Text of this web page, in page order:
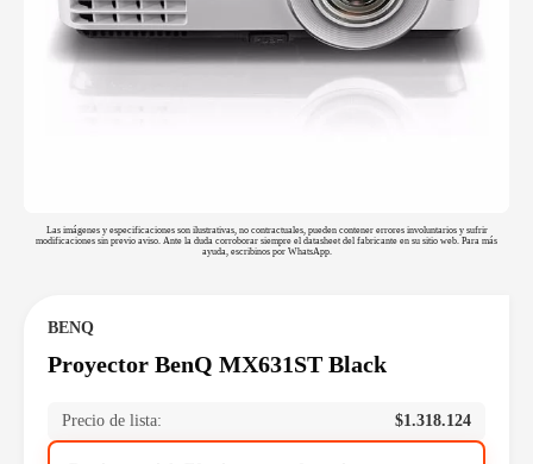
Las imágenes y especificaciones son ilustrativas, no contractuales, pueden contener errores involuntarios y sufrir
modificaciones sin previo aviso. Ante la duda corroborar siempre el datasheet del fabricante en su sitio web. Para más
ayuda, escribinos por WhatsApp.
BENQ
Proyector BenQ MX631ST Black
Precio de lista: $1.318.124